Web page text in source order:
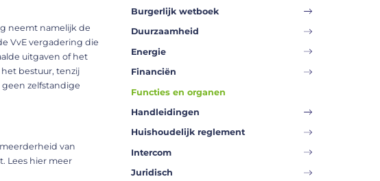
neemt namelijk de
VvE vergadering die
uitgaven of het
bestuur, tenzij
zelfstandige
van
Lees hier meer
Burgerlijk wetboek
Duurzaamheid
Energie
Financiën
Functies en organen
Handleidingen
Huishoudelijk reglement
Intercom
Juridisch